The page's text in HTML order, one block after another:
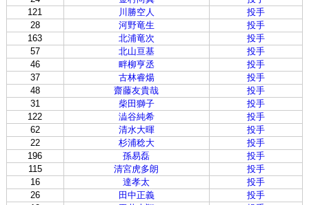
121
川勝空人
投手
28
河野竜生
投手
163
北浦竜次
投手
57
北山亘基
投手
46
畔柳亨丞
投手
37
古林睿煬
投手
48
齋藤友貴哉
投手
31
柴田獅子
投手
122
澁谷純希
投手
62
清水大暉
投手
22
杉浦稔大
投手
196
孫易磊
投手
115
清宮虎多朗
投手
16
達孝太
投手
26
田中正義
投手